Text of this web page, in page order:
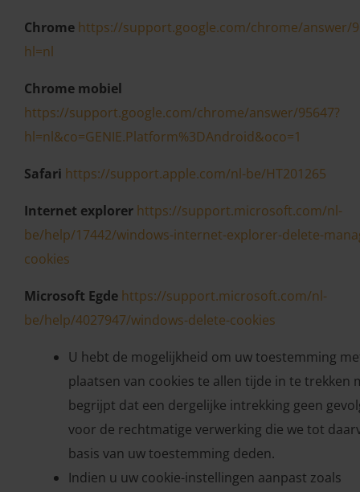
Chrome https://support.google.com/chrome/answer/
hl=nl
Chrome mobiel
https://support.google.com/chrome/answer/95647?
hl=nl&co=GENIE.Platform%3DAndroid&oco=1
Safari https://support.apple.com/nl-be/HT201265
Internet explorer https://support.microsoft.com/nl-
be/help/17442/windows-internet-explorer-delete-
cookies
Microsoft Egde https://support.microsoft.com/nl-
be/help/4027947/windows-delete-cookies
U hebt de mogelijkheid om uw toestemming
plaatsen van cookies te allen tijde in te trekken
begrijpt dat een dergelijke intrekking geen
voor de rechtmatige verwerking die we tot
basis van uw toestemming deden.
Indien u uw cookie-instellingen aanpast zoals